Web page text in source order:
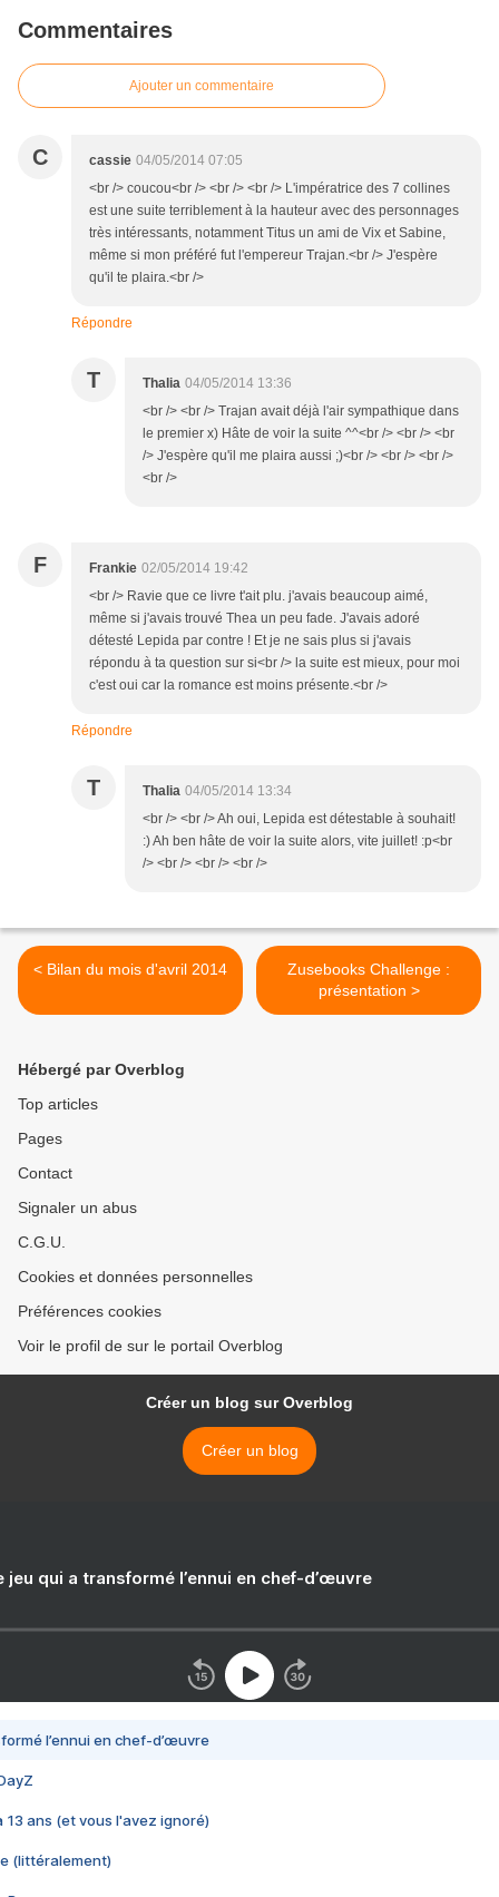
Commentaires
Ajouter un commentaire
C cassie 04/05/2014 07:05
<br /> coucou<br /> <br /> <br /> L'impératrice des 7 collines
est une suite terriblement à la hauteur avec des personnages
très intéressants, notamment Titus un ami de Vix et Sabine,
même si mon préféré fut l'empereur Trajan.<br /> J'espère
qu'il te plaira.<br />
Répondre
T Thalia 04/05/2014 13:36
<br /> <br /> Trajan avait déjà l'air sympathique dans
le premier x) Hâte de voir la suite ^^<br /> <br /> <br
/> J'espère qu'il me plaira aussi ;)<br /> <br /> <br />
<br />
F Frankie 02/05/2014 19:42
<br /> Ravie que ce livre t'ait plu. j'avais beaucoup aimé,
même si j'avais trouvé Thea un peu fade. J'avais adoré
détesté Lepida par contre ! Et je ne sais plus si j'avais
répondu à ta question sur si<br /> la suite est mieux, pour moi
c'est oui car la romance est moins présente.<br />
Répondre
T Thalia 04/05/2014 13:34
<br /> <br /> Ah oui, Lepida est détestable à souhait!
:) Ah ben hâte de voir la suite alors, vite juillet! :p<br
/> <br /> <br /> <br />
< Bilan du mois d'avril 2014
Zusebooks Challenge :
présentation >
Hébergé par Overblog
Top articles
Pages
Contact
Signaler un abus
C.G.U.
Cookies et données personnelles
Préférences cookies
Voir le profil de sur le portail Overblog
Créer un blog sur Overblog
Créer un blog
jeu qui a transformé l’ennui en chef-d’œuvre
l’ennui en chef-d’œuvre
13 ans (et vous l'avez ignoré)
(littéralement)